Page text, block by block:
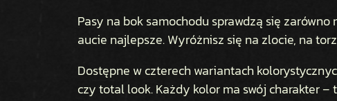
Pasy na bok samochodu sprawdzą się
aucie najlepsze. Wyróżnisz się na zlocie, na
Dostępne w czterech wariantach
czy total look. Każdy kolor ma swój charakter –